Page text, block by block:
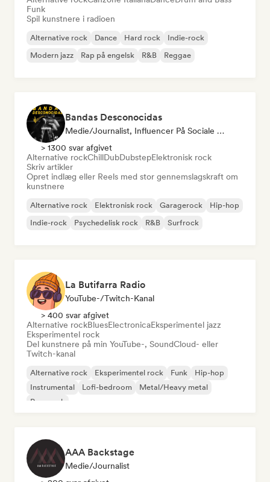
Funk
Spil kunstnere i radioen
Alternative rock Dance Hard rock
Indie-rock
Modern jazz
Rap på engelsk R&B Reggae
Bandas Desconocidas
Medie/journalist, Influencer På Sociale Medier
> 1300 svar afgivet
Alternative rockChillDubDubstepElektronisk rock
Skriv artikler
Opret indlæg eller Reels med stor gennemslagskraft om
kunstnere
Alternative rock Elektronisk rock Garagerock
Hip-hop
Indie-rock
Psychedelisk rock R&B Surfrock
La Butifarra Radio
YouTube-/Twitch-Kanal
> 400 svar afgivet
Alternative rockBluesElectronicaEksperimentel jazz
Eksperimentel rock
Del kunstnere på min YouTube-, SoundCloud- eller
Twitch-kanal
Alternative rock Eksperimentel rock Funk
Hip-hop
Instrumental
Lofi-bedroom
Metal/Heavy metal
Pop-punk
AAA Backstage
Medie/journalist